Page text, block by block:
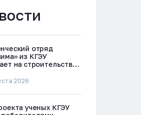
отряд
из КГЭУ
на строительстве
2026
ученых КГЭУ